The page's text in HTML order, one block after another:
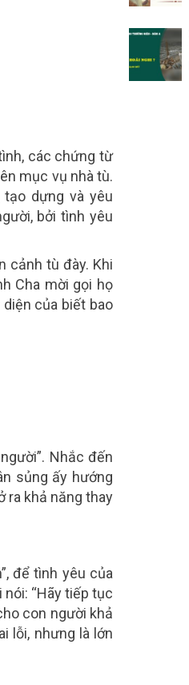
các chứng từ
mục vụ nhà tù.
dựng và yêu
bởi tình yêu
cảnh tù đày. Khi
Cha mời gọi họ
của biết bao
Nhắc đến
sủng ấy hướng
ra khả năng thay
để tình yêu của
“Hãy tiếp tục
con người khả
lỗi, nhưng là lớn